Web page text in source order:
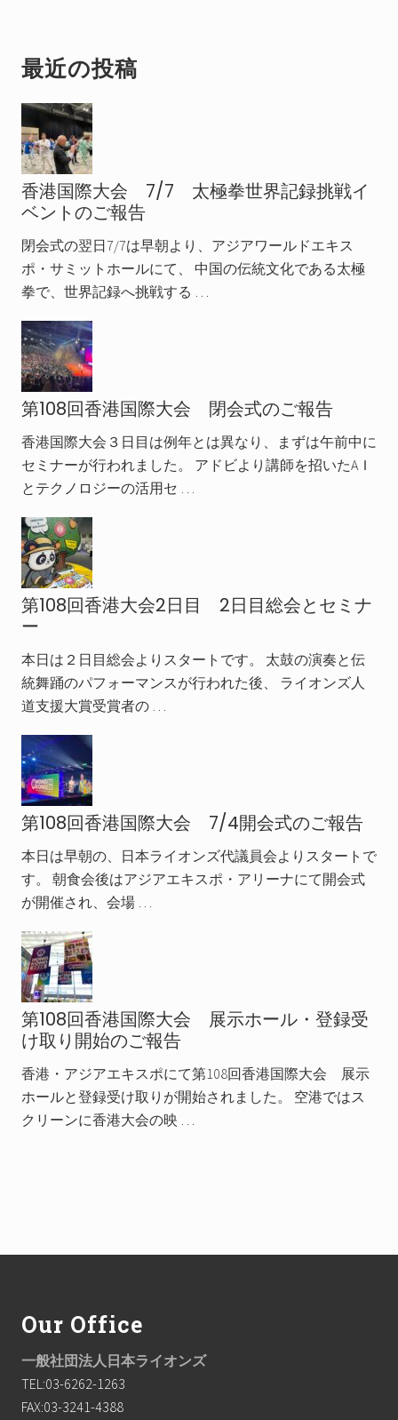
最
初
の
サ
イ
ド
バ
ー
最近の投稿
香港国際大会 7/7 太極拳世界記録挑戦イ
ベントのご報告
閉会式の翌日7/7は早朝より、アジアワールドエキス
ポ・サミットホールにて、 中国の伝統文化である太極
拳で、世界記録へ挑戦する …
第108回香港国際大会 閉会式のご報告
香港国際大会３日目は例年とは異なり、まずは午前中に
セミナーが行われました。 アドビより講師を招いたAＩ
とテクノロジーの活用セ …
第108回香港大会2日目 2日目総会とセミナ
ー
本日は２日目総会よりスタートです。 太鼓の演奏と伝
統舞踊のパフォーマンスが行われた後、 ライオンズ人
道支援大賞受賞者の …
第108回香港国際大会 7/4開会式のご報告
本日は早朝の、日本ライオンズ代議員会よりスタートで
す。 朝食会後はアジアエキスポ・アリーナにて開会式
が開催され、会場 …
第108回香港国際大会 展示ホール・登録受
け取り開始のご報告
香港・アジアエキスポにて第108回香港国際大会 展示
ホールと登録受け取りが開始されました。 空港ではス
クリーンに香港大会の映 …
Our Office
一般社団法人日本ライオンズ
TEL:03-6262-1263
FAX:03-3241-4388